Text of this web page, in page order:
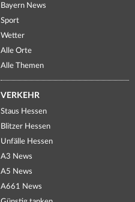
Bayern News
Sport
Wetter
Alle Orte
Alle Themen
VERKEHR
Staus Hessen
Blitzer Hessen
Unfälle Hessen
A3 News
A5 News
A661 News